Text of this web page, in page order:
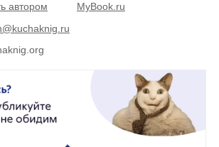
автором
MyBook.ru